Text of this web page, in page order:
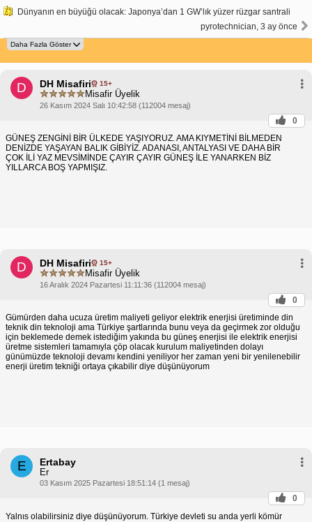
Dünyanın en büyüğü olacak: Japonya’dan 1 GW’lık yüzer rüzgar santrali
pyrotechnician, 3 ay önce
D DH Misafiri 15+
Misafir Üyelik
26 Kasım 2024 Salı 10:42:58 (112004 mesaj)
0
GÜNEŞ ZENGİNİ BİR ÜLKEDE YAŞIYORUZ. AMA KIYMETİNİ BİLMEDEN
DENİZDE YAŞAYAN BALIK GİBİYİZ. ADANASI, ANTALYASI VE DAHA BİR
ÇOK İLİ YAZ MEVSİMİNDE ÇAYIR ÇAYIR GÜNEŞ İLE YANARKEN BİZ
YILLARCA BOŞ YAPMIŞIZ.
D DH Misafiri 15+
Misafir Üyelik
16 Aralık 2024 Pazartesi 11:11:36 (112004 mesaj)
0
Gümürden daha ucuza üretim maliyeti geliyor elektrik enerjisi üretiminde din
teknik din teknoloji ama Türkiye şartlarında bunu veya da geçirmek zor olduğu
için beklemede demek istediğim yakında bu güneş enerjisi ile elektrik enerjisi
üretme sistemleri tamamıyla çöp olacak kurulum maliyetinden dolayı
günümüzde teknoloji devamı kendini yeniliyor her zaman yeni bir yenilenebilir
enerji üretim tekniği ortaya çıkabilir diye düşünüyorum
E Ertabay
Er
03 Kasım 2025 Pazartesi 18:51:14 (1 mesaj)
0
Yalnıs olabilirsiniz diye düşünüyorum. Türkiye devleti su anda yerli kömür